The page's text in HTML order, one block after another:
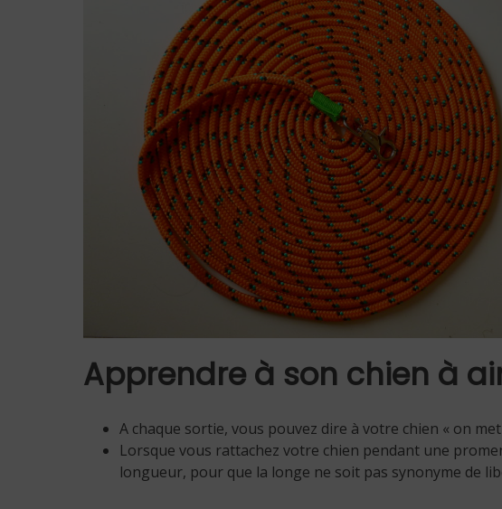
Apprendre à son chien à
A chaque sortie, vous pouvez dire à votre chien « on
Lorsque vous rattachez votre chien pendant une
longueur, pour que la longe ne soit pas synonyme de